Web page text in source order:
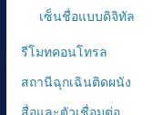
เซ็นชื่อแบบดิจิทัล
รีโมทคอนโทรล
สถานีฉุกเฉินติดผนัง